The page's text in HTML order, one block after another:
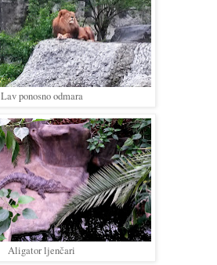
Lav ponosno odmara
Aligator ljenčari